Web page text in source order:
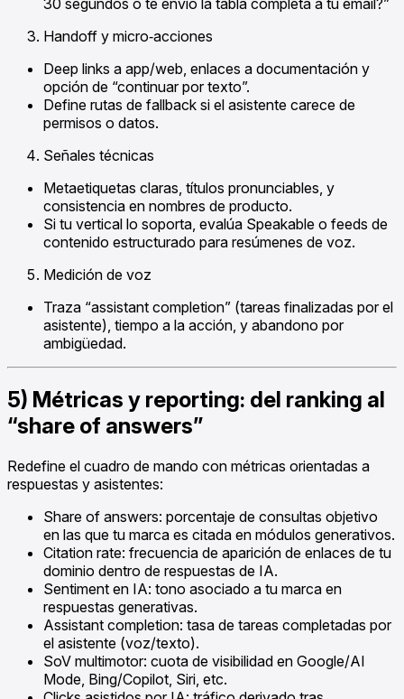
Handoff y micro‑acciones
Deep links a app/web, enlaces a documentación y
opción de “continuar por texto”.
Define rutas de fallback si el asistente carece de
permisos o datos.
Señales técnicas
Metaetiquetas claras, títulos pronunciables, y
consistencia en nombres de producto.
Si tu vertical lo soporta, evalúa Speakable o feeds de
contenido estructurado para resúmenes de voz.
Medición de voz
Traza “assistant completion” (tareas finalizadas por el
asistente), tiempo a la acción, y abandono por
ambigüedad.
5) Métricas y reporting: del ranking al
“share of answers”
Redefine el cuadro de mando con métricas orientadas a
respuestas y asistentes:
Share of answers: porcentaje de consultas objetivo
en las que tu marca es citada en módulos generativos.
Citation rate: frecuencia de aparición de enlaces de tu
dominio dentro de respuestas de IA.
Sentiment en IA: tono asociado a tu marca en
respuestas generativas.
Assistant completion: tasa de tareas completadas por
el asistente (voz/texto).
SoV multimotor: cuota de visibilidad en Google/AI
Mode, Bing/Copilot, Siri, etc.